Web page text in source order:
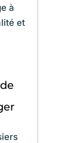
à
et